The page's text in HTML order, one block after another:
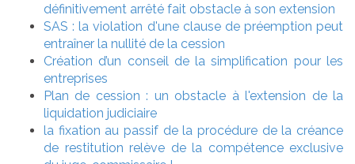
définitivement arrêté fait obstacle à son extension
SAS : la violation d'une clause de préemption peut
entraîner la nullité de la cession
Création d’un conseil de la simplification pour les
entreprises
Plan de cession : un obstacle à l'extension de la
liquidation judiciaire
la fixation au passif de la procédure de la créance
de restitution relève de la compétence exclusive